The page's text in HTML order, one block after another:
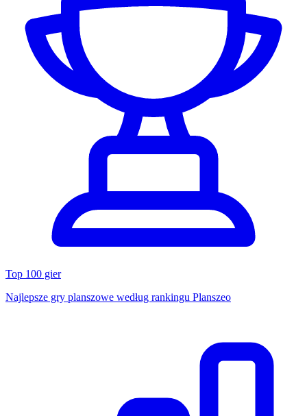
Top 100 gier
Najlepsze gry planszowe według rankingu Planszeo